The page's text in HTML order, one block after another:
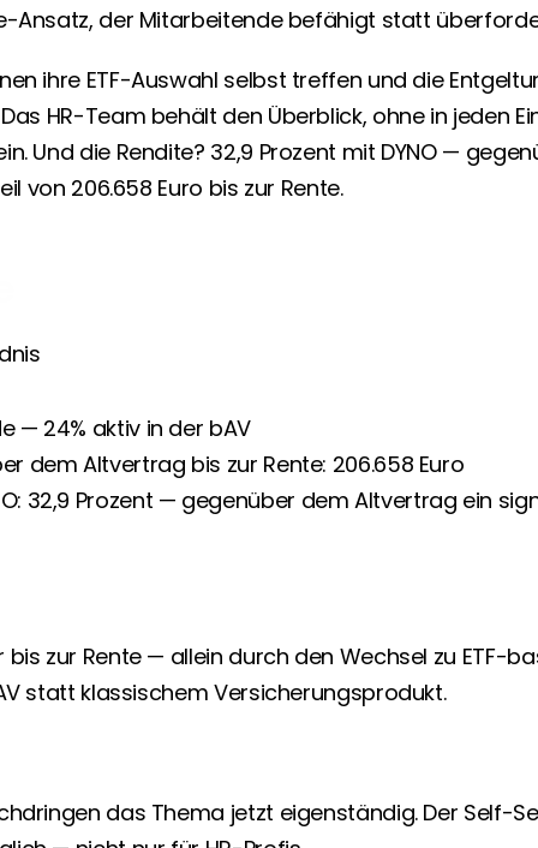
Ansatz, der Mitarbeitende befähigt statt
ihre ETF-Auswahl selbst treffen und die
HR-Team behält den Überblick, ohne in jeden
Und die Rendite? 32,9 Prozent mit DYNO —
von 206.658 Euro bis zur Rente.
— 24% aktiv in der bAV
dem Altvertrag bis zur Rente: 206.658 Euro
32,9 Prozent — gegenüber dem Altvertrag ein
bis zur Rente — allein durch den Wechsel zu ETF-
statt klassischem Versicherungsprodukt.
das Thema jetzt eigenständig. Der Self-